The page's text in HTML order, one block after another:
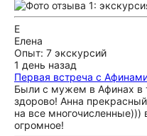
Е
Елена
Опыт: 7 экскурсий
1 день назад
Первая встреча с
Были с мужем в Афинах в
здорово! Анна
на все
огромное!